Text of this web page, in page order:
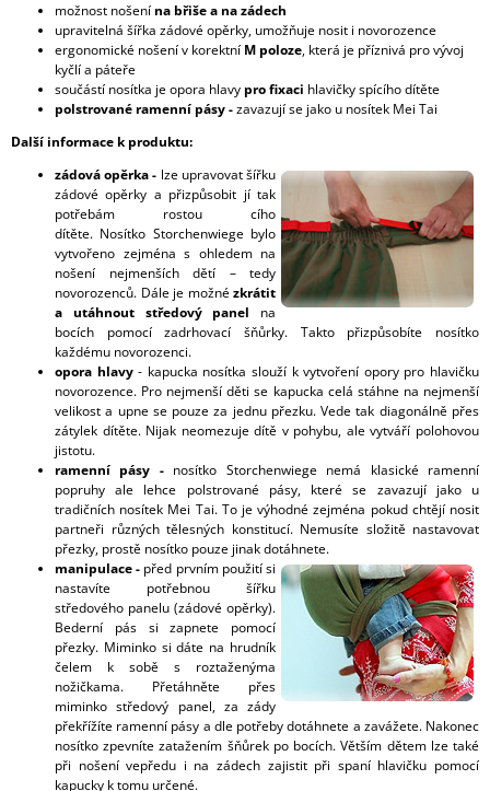
možnost nošení na břiše a na zádech
upravitelná šířka zádové opěrky, umožňuje nosit i novorozence
ergonomické nošení v korektní M poloze, která je příznivá pro vývoj
kyčlí a páteře
součástí nosítka je opora hlavy pro fixaci hlavičky spícího dítěte
polstrované ramenní pásy -zavazují se jako u nosítek Mei Tai
Další informace k produktu:
zádová opěrka - lze upravovat šířku
zádové opěrky a přizpůsobit jí tak
potřebám rostou cího
dítěte. Nosítko Storchenwiege bylo
vytvořeno zejména s ohledem na
nošení nejmenších dětí – tedy
novorozenců. Dále je možnézkrátit
a utáhnout středový panel na
bocích pomocí zadrhovací šňůrky. Takto přizpůsobíte nosítko
každému novorozenci.
opora hlavy- kapucka nosítka slouží k vytvoření opory pro hlavičku
novorozence. Pro nejmenší děti se kapucka celá stáhne na nejmenší
velikost a upne se pouze za jednu přezku. Vede tak diagonálně přes
zátylek dítěte. Nijak neomezuje dítě v pohybu, ale vytváří polohovou
jistotu.
ramenní pásy - nosítko Storchenwiege nemá klasické ramenní
popruhy ale lehce polstrované pásy, které se zavazují jako u
tradičních nosítek Mei Tai. To je výhodné zejména pokud chtějí nosit
partneři různých tělesných konstitucí. Nemusíte složitě nastavovat
přezky, prostě nosítko pouze jinak dotáhnete.
manipulace - před prvním použití si
nastavíte potřebnou šířku
středového panelu (zádové opěrky).
Bederní pás si zapnete pomocí
přezky. Miminko si dáte na hrudník
čelem k sobě s roztaženýma
nožičkama. Přetáhněte přes
miminko středový panel, za zády
překřížíte ramenní pásy a dle potřeby dotáhnete a zavážete. Nakonec
nosítko zpevníte zatažením šňůrek po bocích. Větším dětem lze také
při nošení vepředu i na zádech zajistit při spaní hlavičku pomocí
kapucky k tomu určené.